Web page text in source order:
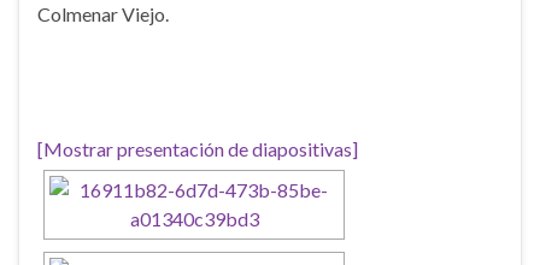
Colmenar Viejo.
[Mostrar presentación de diapositivas]